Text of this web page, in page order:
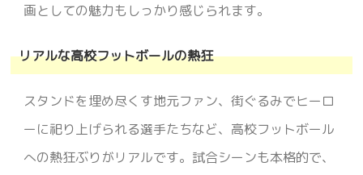
画としての魅力もしっかり感じられます。
リアルな高校フットボールの熱狂
スタンドを埋め尽くす地元ファン、街ぐるみでヒーロ
ーに祀り上げられる選手たちなど、高校フットボール
への熱狂ぶりがリアルです。試合シーンも本格的で、